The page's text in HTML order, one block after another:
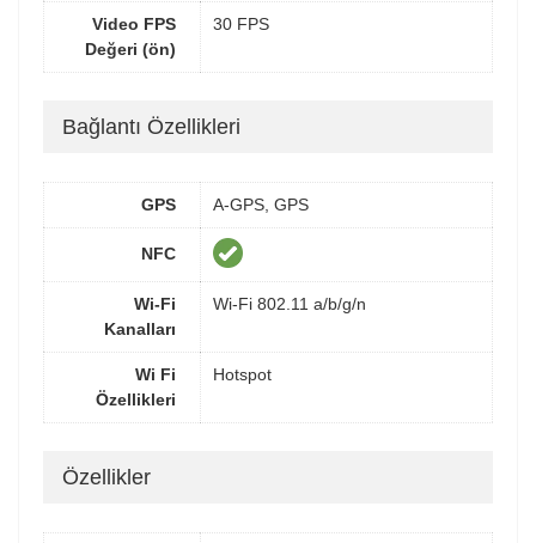
Video FPS
Değeri (ön)
30 FPS
Bağlantı Özellikleri
GPS A-GPS, GPS
NFC
Wi-Fi
Kanalları
Wi-Fi 802.11 a/b/g/n
Wi Fi
Özellikleri
Hotspot
Özellikler